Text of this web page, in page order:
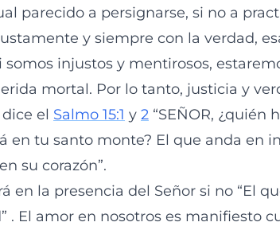
parecido a persignarse, si no a
y siempre con la verdad,
injustos y mentirosos,
mortal. Por lo tanto, justicia y
el Salmo 15:1 y 2 “SEÑOR, ¿quién
en tu santo monte? El que anda en
su corazón”.
en la presencia del Señor si no “El
. El amor en nosotros es manifiesto